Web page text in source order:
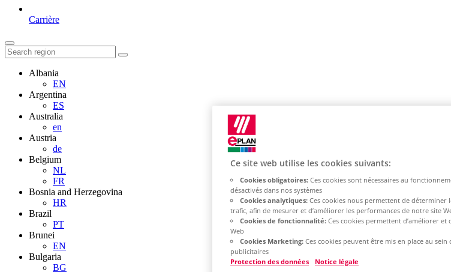
Carrière
Albania
EN
Argentina
ES
Australia
en
Austria
de
Belgium
NL
FR
Bosnia and Herzegovina
HR
Brazil
PT
Brunei
EN
Bulgaria
BG
Ce site web utilise les cookies suivants:
Cookies obligatoires: Ces cookies sont nécessaires au
désactivés dans nos systèmes
Cookies analytiques: Ces cookies nous permettent de déterminer
trafic, afin de mesurer et d’améliorer les performances de notre site
Cookies de fonctionnalité: Ces cookies permettent d’améliorer
Web
Cookies Marketing: Ces cookies peuvent être mis en place au
publicitaires
Protection des données
Notice légale